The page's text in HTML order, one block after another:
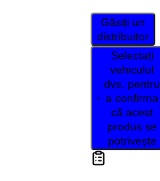
Găsiți un
distribuitor
Selectați
vehiculul
dvs. pentru
a confirma
că acest
produs se
potrivește